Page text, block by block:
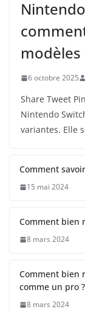
modèles
6 octobre 2025
Share Tweet
Nintendo
variantes. Elle
Comment
15 mai 2024
Comment bien
8 mars 2024
Comment bien
comme un pro ?
8 mars 2024